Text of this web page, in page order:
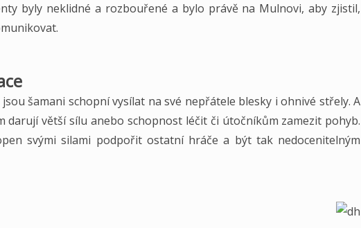
byly neklidné a rozbouřené a bylo právě na Mulnovi, aby zjistil,
šamani schopní vysílat na své nepřátele blesky i ohnivé střely. A
darují větší sílu anebo schopnost léčit či útočníkům zamezit pohyb.
svými silami podpořit ostatní hráče a být tak nedocenitelným